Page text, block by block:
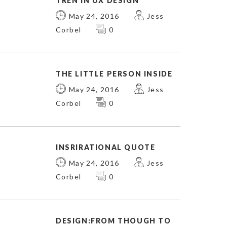
May 24, 2016
Jess
Corbel
0
THE LITTLE PERSON INSIDE
May 24, 2016
Jess
Corbel
0
INSRIRATIONAL QUOTE
May 24, 2016
Jess
Corbel
0
DESIGN:FROM THOUGH TO